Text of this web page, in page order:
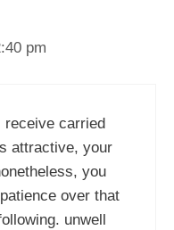
pm
receive carried
attractive, your
you
over that
unwell